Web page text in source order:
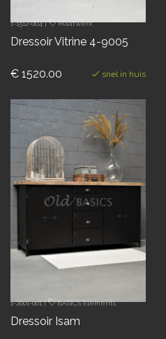
1-1512-004| Maatwerk
Dressoir Vitrine 4-9005
€ 1520.00 snel in huis
1-2001-001| BASICS Elements
Dressoir Isam